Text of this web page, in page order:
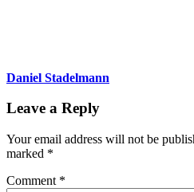
Daniel Stadelmann
Leave a Reply
Your email address will not be
marked *
Comment *